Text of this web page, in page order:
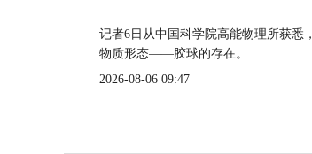
记者6日从中国科学院高能物理所获悉
物质形态——胶球的存在。
2026-08-06 09:47